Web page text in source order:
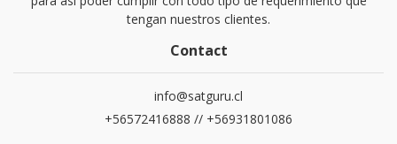
tengan nuestros clientes.
Contact
info@satguru.cl
+56572416888 // +56931801086